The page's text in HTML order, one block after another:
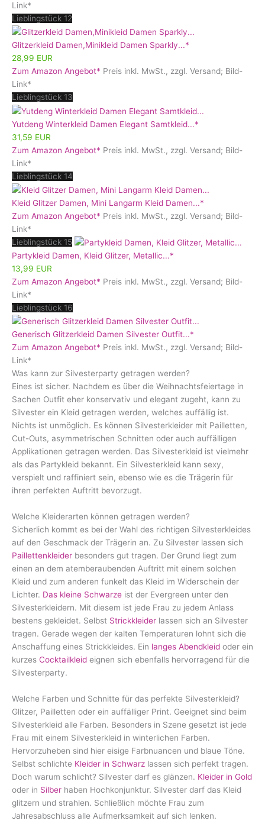
Link*
Lieblingstück 12
Glitzerkleid Damen,Minikleid Damen Sparkly...*
28,99 EUR
Zum Amazon Angebot* Preis inkl. MwSt., zzgl. Versand; Bild-
Link*
Lieblingstück 13
Yutdeng Winterkleid Damen Elegant Samtkleid...*
31,59 EUR
Zum Amazon Angebot* Preis inkl. MwSt., zzgl. Versand; Bild-
Link*
Lieblingstück 14
Kleid Glitzer Damen, Mini Langarm Kleid Damen...*
Zum Amazon Angebot* Preis inkl. MwSt., zzgl. Versand; Bild-
Link*
Lieblingstück 15
Partykleid Damen, Kleid Glitzer, Metallic...*
13,99 EUR
Zum Amazon Angebot* Preis inkl. MwSt., zzgl. Versand; Bild-
Link*
Lieblingstück 16
Generisch Glitzerkleid Damen Silvester Outfit...*
Zum Amazon Angebot* Preis inkl. MwSt., zzgl. Versand; Bild-
Link*
Was kann zur Silvesterparty getragen werden?
Eines ist sicher. Nachdem es über die Weihnachtsfeiertage in
Sachen Outfit eher konservativ und elegant zugeht, kann zu
Silvester ein Kleid getragen werden, welches auffällig ist.
Nichts ist unmöglich. Es können Silvesterkleider mit Pailletten,
Cut-Outs, asymmetrischen Schnitten oder auch auffälligen
Applikationen getragen werden. Das Silvesterkleid ist vielmehr
als das Partykleid bekannt. Ein Silvesterkleid kann sexy,
verspielt und raffiniert sein, ebenso wie es die Trägerin für
ihren perfekten Auftritt bevorzugt.
Welche Kleiderarten können getragen werden?
Sicherlich kommt es bei der Wahl des richtigen Silvesterkleides
auf den Geschmack der Trägerin an. Zu Silvester lassen sich
Paillettenkleider besonders gut tragen. Der Grund liegt zum
einen an dem atemberaubenden Auftritt mit einem solchen
Kleid und zum anderen funkelt das Kleid im Widerschein der
Lichter. Das kleine Schwarze ist der Evergreen unter den
Silvesterkleidern. Mit diesem ist jede Frau zu jedem Anlass
bestens gekleidet. Selbst Strickkleider lassen sich an Silvester
tragen. Gerade wegen der kalten Temperaturen lohnt sich die
Anschaffung eines Strickkleides. Ein langes Abendkleid oder ein
kurzes Cocktailkleid eignen sich ebenfalls hervorragend für die
Silvesterparty.
Welche Farben und Schnitte für das perfekte Silvesterkleid?
Glitzer, Pailletten oder ein auffälliger Print. Geeignet sind beim
Silvesterkleid alle Farben. Besonders in Szene gesetzt ist jede
Frau mit einem Silvesterkleid in winterlichen Farben.
Hervorzuheben sind hier eisige Farbnuancen und blaue Töne.
Selbst schlichte Kleider in Schwarz lassen sich perfekt tragen.
Doch warum schlicht? Silvester darf es glänzen. Kleider in Gold
oder in Silber haben Hochkonjunktur. Silvester darf das Kleid
glitzern und strahlen. Schließlich möchte Frau zum
Jahresabschluss alle Aufmerksamkeit auf sich lenken.